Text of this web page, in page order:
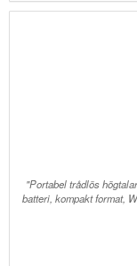
"Portabel trådlös
batteri, kompakt format,